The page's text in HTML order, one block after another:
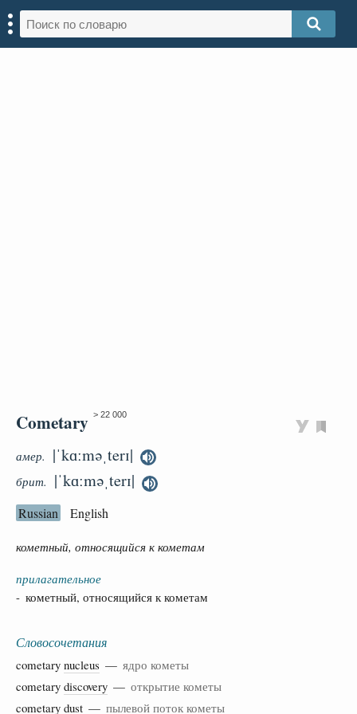
Cometary > 22 000
амер. |ˈkɑːməˌterɪ|
брит. |ˈkɑːməˌterɪ|
Russian English
кометный, относящийся к кометам
прилагательное
- кометный, относящийся к кометам
Словосочетания
cometary nucleus — ядро кометы
cometary discovery — открытие кометы
cometary dust — пылевой поток кометы